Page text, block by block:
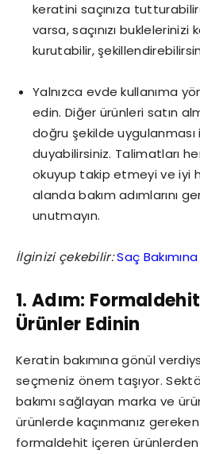
keratini saçınıza
varsa, saçınızı buklelerinizi
kurutabilir,
Yalnızca evde kullanıma
edin. Diğer ürünleri satın
doğru şekilde
duyabilirsiniz. Talimatları
okuyup takip etmeyi ve iyi
alanda bakım adımlarını
unutmayın.
İlginizi çekebilir: Saç
1. Adım:
Ürünler Edinin
Keratin bakımına gönül
seçmeniz önem taşıyor.
bakımı sağlayan marka ve
ürünlerde kaçınmanız
formaldehit içeren ürünlerden